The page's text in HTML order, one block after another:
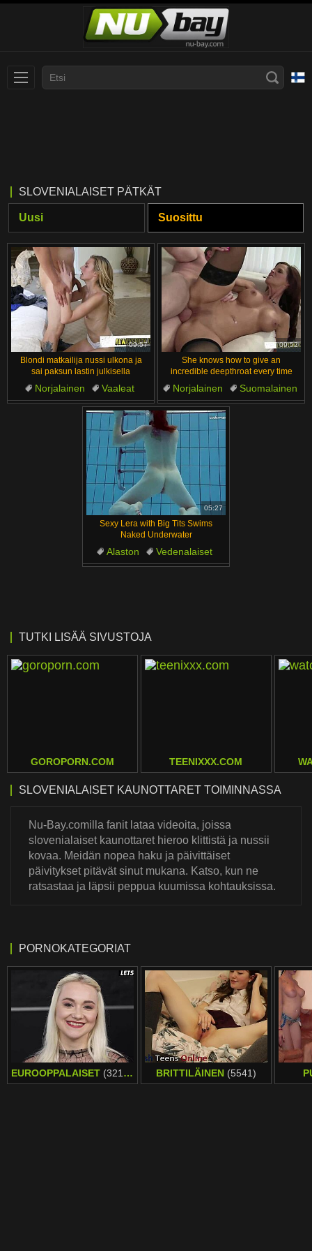
Deutsch
Српски
Norsk
ภาษาไทย
한국어
汉语
Suomi
Bahasa Melayu
Ελληνικά
Русский
Español
Română
Svenska
Français
English
日本語
ह िन ्द ी
Türkçe
Български
Dansk
SLOVENIALAISET PÄTKÄT
Uusi Suosittu
09:57
Blondi matkailija nussi ulkona ja
sai paksun lastin julkisella
Norjalainen
Vaaleat
Sperma
Ulkona
Tanskalainen
09:52
She knows how to give an
incredible deepthroat every time
Norjalainen
Suomalainen
Ulkona
Tanskalainen
Slovenialaiset
05:27
Sexy Lera with Big Tits Swims
Naked Underwater
Alaston
Vedenalaiset
Tyttöystävä
Ystävä
TUTKI LISÄÄ SIVUSTOJA
GOROPORN.COM TEENIXXX.COM
SLOVENIALAISET KAUNOTTARET TOIMINNASSA
Nu-Bay.comilla fanit lataa videoita, joissa
slovenialaiset kaunottaret hieroo klittistä ja nussii
kovaa. Meidän nopea haku ja päivittäiset
päivitykset pitävät sinut mukana. Katso, kun ne
ratsastaa ja läpsii peppua kuumissa kohtauksissa.
PORNOKATEGORIAT
EUROOPPALAISET (32162) BRITTILÄINEN (5541)